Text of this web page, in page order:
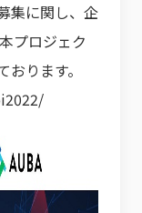
集に関し、企
プロジェク
ります。